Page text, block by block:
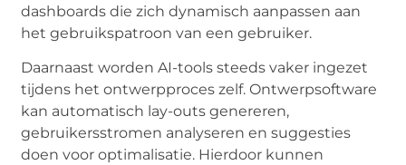
dashboards die zich dynamisch aanpassen aan
het gebruikspatroon van een gebruiker.
Daarnaast worden AI-tools steeds vaker ingezet
tijdens het ontwerpproces zelf. Ontwerpsoftware
kan automatisch lay-outs genereren,
gebruikersstromen analyseren en suggesties
doen voor optimalisatie. Hierdoor kunnen